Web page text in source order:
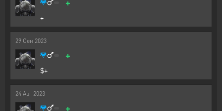
+
29 Сен 2023
+
$+
24 Авг 2023
+